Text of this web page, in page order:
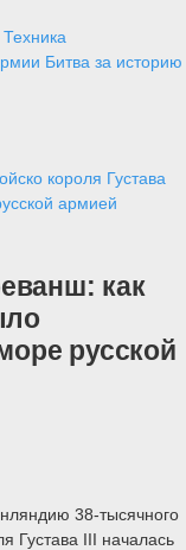
Техника
Битва за историю
короля Густава
армией
как
русской
38-тысячного
Густава III началась